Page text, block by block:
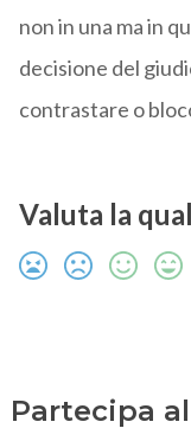
non in una ma in
decisione del
contrastare o
Valuta la
Partecipa